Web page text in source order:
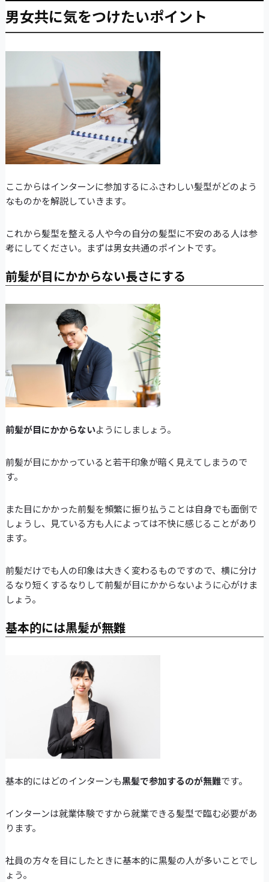
男女共に気をつけたいポイント
ここからはインターンに参加するにふさわしい髪型がどのよう
なものかを解説していきます。
これから髪型を整える人や今の自分の髪型に不安のある人は参
考にしてください。まずは男女共通のポイントです。
前髪が目にかからない長さにする
前髪が目にかからないようにしましょう。
前髪が目にかかっていると若干印象が暗く見えてしまうので
す。
また目にかかった前髪を頻繁に振り払うことは自身でも面倒で
しょうし、見ている方も人によっては不快に感じることがあり
ます。
前髪だけでも人の印象は大きく変わるものですので、横に分け
るなり短くするなりして前髪が目にかからないように心がけま
しょう。
基本的には黒髪が無難
基本的にはどのインターンも黒髪で参加するのが無難です。
インターンは就業体験ですから就業できる髪型で臨む必要があ
ります。
社員の方々を目にしたときに基本的に黒髪の人が多いことでし
ょう。